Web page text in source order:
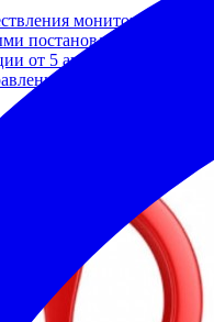
мониторинга
постановлением
от 5 августа 2013 г.